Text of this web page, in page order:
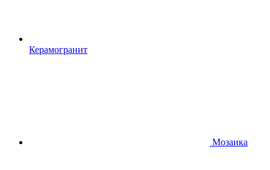
Керамогранит
Мозаика